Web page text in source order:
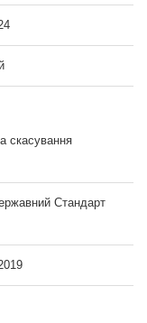
скасування
Стандарт